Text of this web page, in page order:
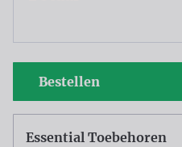
Bestellen
Essential Toebehoren